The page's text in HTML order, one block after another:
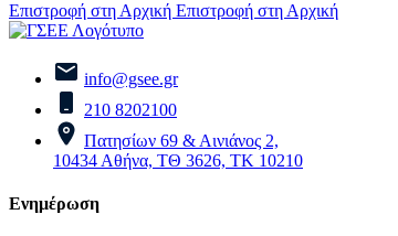
Επιστροφή στη Αρχική Επιστροφή στη Αρχική
info@gsee.gr
210 8202100
Πατησίων 69 & Αινιάνος 2,
10434 Αθήνα, ΤΘ 3626, ΤΚ 10210
Ενημέρωση